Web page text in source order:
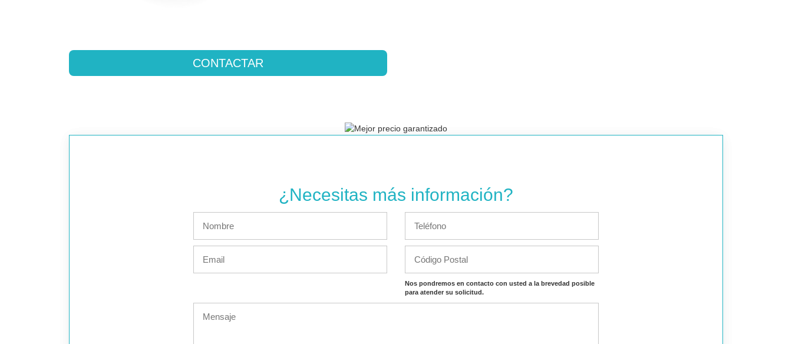
CONTACTAR
¿Necesitas más información?
Nos pondremos en contacto con usted a la brevedad posible
para atender su solicitud.